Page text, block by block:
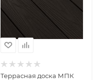
Террасная доска МПК